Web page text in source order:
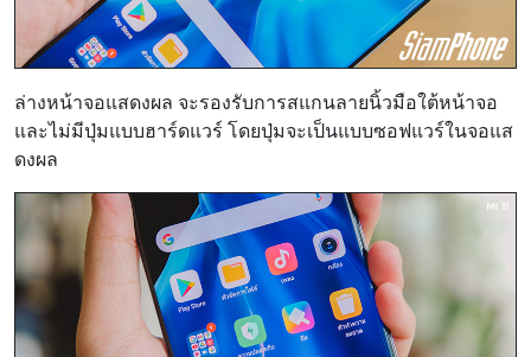
ล่างหน้าจอแสดงผล จะรองรับการสแกนลายนิ้วมือใต้หน้าจอ
และไม่มีปุ่มแบบฮาร์ดแวร์ โดยปุ่มจะเป็นแบบซอฟแวร์ในจอแส
ดงผล